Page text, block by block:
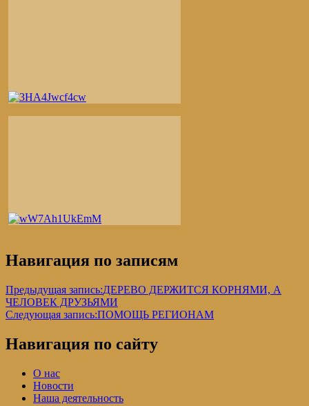
Навигация по записям
Предыдущая запись:ДЕРЕВО ДЕРЖИТСЯ КОРНЯМИ, А
ЧЕЛОВЕК ДРУЗЬЯМИ
Следующая запись:ПОМОЩЬ РЕГИОНАМ
Навигация по сайту
О нас
Новости
Наша деятельность